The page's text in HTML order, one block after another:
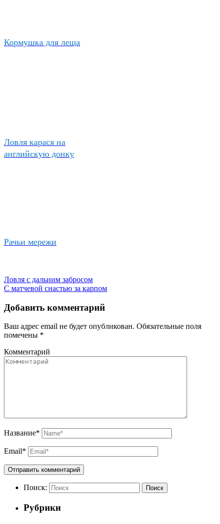
Кормушка для леща
Ловля карася на
английскую донку
Рачьи мережи
Ловля с дальним забросом
С матчевой снастью за карпом
Добавить комментарий
Ваш адрес email не будет опубликован. Обязательные поля
помечены *
Комментарий
Название*
Email*
Поиск: Поиск
Рубрики